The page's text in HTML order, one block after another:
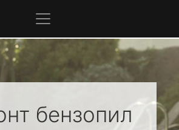
бензопил